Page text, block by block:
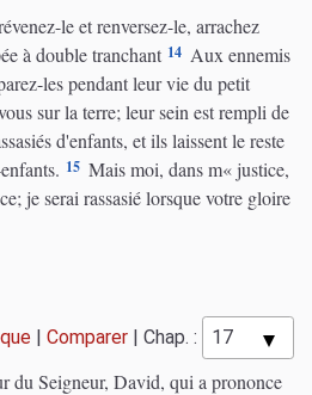
le et renversez-le, arrachez
à double tranchant 14 Aux ennemis
les pendant leur vie du petit
sur la terre; leur sein est rempli de
d'enfants, et ils laissent le reste
15 Mais moi, dans m« justice,
je serai rassasié lorsque votre gloire
| Comparer | Chap. :
du Seigneur, David, qui a prononce